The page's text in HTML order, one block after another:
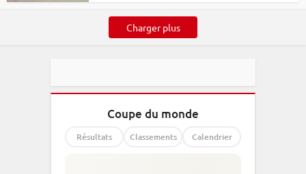
Charger plus
Coupe du monde
Résultats Classements Calendrier